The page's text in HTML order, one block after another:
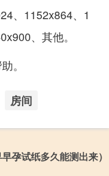
、1152x864、1
、其他。
。
房间
孕试纸多久能测出来）